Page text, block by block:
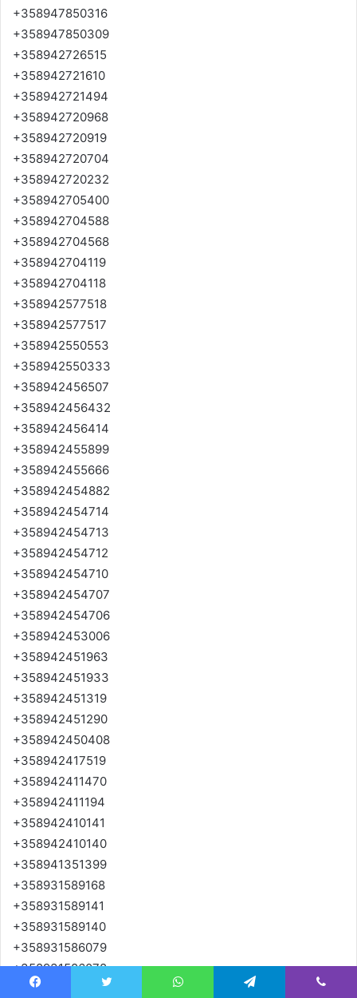
+358947850316
+358947850309
+358942726515
+358942721610
+358942721494
+358942720968
+358942720919
+358942720704
+358942720232
+358942705400
+358942704588
+358942704568
+358942704119
+358942704118
+358942577518
+358942577517
+358942550553
+358942550333
+358942456507
+358942456432
+358942456414
+358942455899
+358942455666
+358942454882
+358942454714
+358942454713
+358942454712
+358942454710
+358942454707
+358942454706
+358942453006
+358942451963
+358942451933
+358942451319
+358942451290
+358942450408
+358942417519
+358942411470
+358942411194
+358942410141
+358942410140
+358941351399
+358931589168
+358931589141
+358931589140
+358931586079
+358931586078
+358931586060